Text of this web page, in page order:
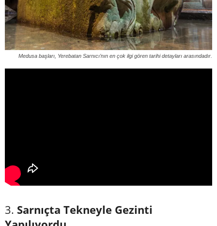
Medusa başları, Yerebatan Sarnıcı’nın en çok ilgi gören tarihi detayları arasındadır.
3. Sarnıçta Tekneyle Gezinti